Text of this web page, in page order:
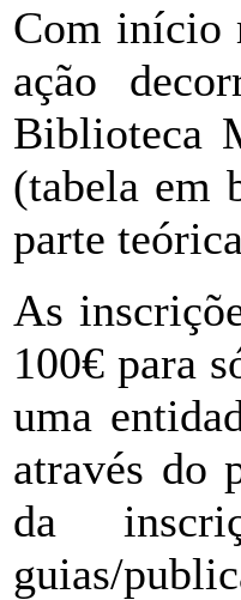
Com início
ação
Biblioteca
(tabela em
parte
As
100€ para
uma
através do
da
guias/